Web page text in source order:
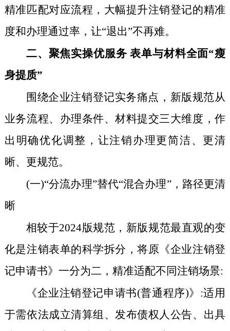
精准匹配对应流程，大幅提升注销登记的精准
度和办理通过率，让“退出”不再难。
二、 聚焦实操优服务 表单与材料全面“瘦
身提质”
围绕企业注销登记实务痛点，新版规范从
业务流程、办理条件、材料提交三大维度，作
出明确优化调整，让注销办理更简洁、更清
晰、更规范。
(一)“分流办理”替代“混合办理”，路径更清
晰
相较于2024版规范，新版规范最直观的变
化是注销表单的科学拆分，将原《企业注销登
记申请书》一分为二，精准适配不同注销场景:
《企业注销登记申请书(普通程序)》:适用
于需依法成立清算组、发布债权人公告、出具